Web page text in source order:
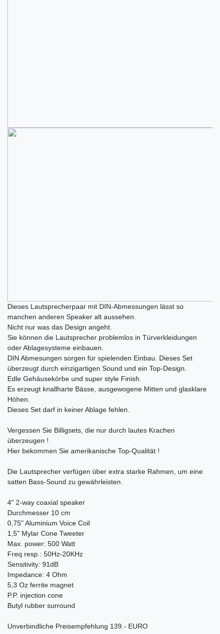
Dieses Lautsprecherpaar mit DIN-Abmessungen lässt so
manchen anderen Speaker alt aussehen.
Nicht nur was das Design angeht.
Sie können die Lautsprecher problemlos in Türverkleidungen
oder Ablagesysteme einbauen.
DIN Abmesungen sorgen für spielenden Einbau. Dieses Set
überzeugt durch einzigartigen Sound und ein Top-Design.
Edle Gehäusekörbe und super style Finish.
Es erzeugt knallharte Bässe, ausgewogene Mitten und glasklare
Höhen.
Dieses Set darf in keiner Ablage fehlen.
Vergessen Sie Billigsets, die nur durch lautes Krachen
überzeugen !
Hier bekommen Sie amerikanische Top-Qualität !
Die Lautsprecher verfügen über extra starke Rahmen, um eine
satten Bass-Sound zu gewährleisten.
4" 2-way coaxial speaker
Durchmesser 10 cm
0,75" Aluminium Voice Coil
1,5" Mylar Cone Tweeter
Max. power: 500 Watt
Freq resp.: 50Hz-20KHz
Sensitivity: 91dB
Impedance: 4 Ohm
5,3 Oz ferrite magnet
P.P. injection cone
Butyl rubber surround
Unverbindliche Preisempfehlung 139.- EURO